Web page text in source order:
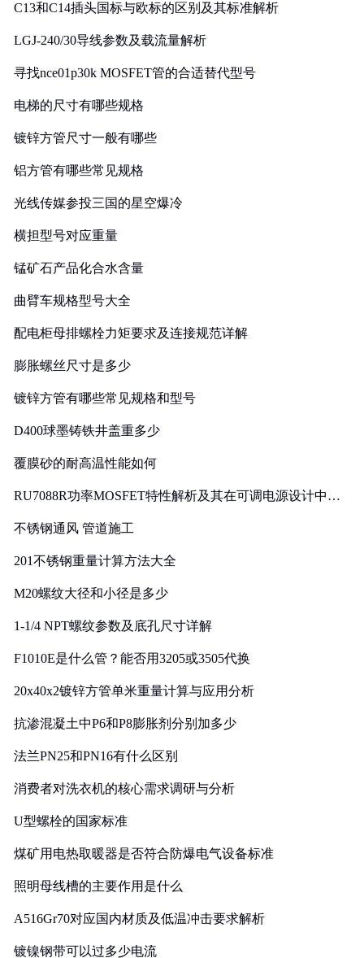
C13和C14插头国标与欧标的区别及其标准解析
LGJ-240/30导线参数及载流量解析
寻找nce01p30k MOSFET管的合适替代型号
电梯的尺寸有哪些规格
镀锌方管尺寸一般有哪些
铝方管有哪些常见规格
光线传媒参投三国的星空爆冷
横担型号对应重量
锰矿石产品化合水含量
曲臂车规格型号大全
配电柜母排螺栓力矩要求及连接规范详解
膨胀螺丝尺寸是多少
镀锌方管有哪些常见规格和型号
D400球墨铸铁井盖重多少
覆膜砂的耐高温性能如何
RU7088R功率MOSFET特性解析及其在可调电源设计中的
不锈钢通风 管道施工
201不锈钢重量计算方法大全
M20螺纹大径和小径是多少
1-1/4 NPT螺纹参数及底孔尺寸详解
F1010E是什么管？能否用3205或3505代换
20x40x2镀锌方管单米重量计算与应用分析
抗渗混凝土中P6和P8膨胀剂分别加多少
法兰PN25和PN16有什么区别
消费者对洗衣机的核心需求调研与分析
U型螺栓的国家标准
煤矿用电热取暖器是否符合防爆电气设备标准
照明母线槽的主要作用是什么
A516Gr70对应国内材质及低温冲击要求解析
镀镍钢带可以过多少电流